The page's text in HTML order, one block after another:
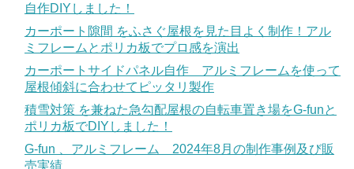
自作DIYしました！
カーポート隙間 をふさぐ屋根を見た目よく制作！アル
ミフレームとポリカ板でプロ感を演出
カーポートサイドパネル自作 アルミフレームを使って
屋根傾斜に合わせてピッタリ製作
積雪対策 を兼ねた急勾配屋根の自転車置き場をG-funと
ポリカ板でDIYしました！
G-fun 、アルミフレーム 2024年8月の制作事例及び販
売実績